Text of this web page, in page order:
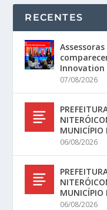
RECENTES
Innovation
07/08/2026
MUNICÍPIO
06/08/2026
MUNICÍPIO
06/08/2026